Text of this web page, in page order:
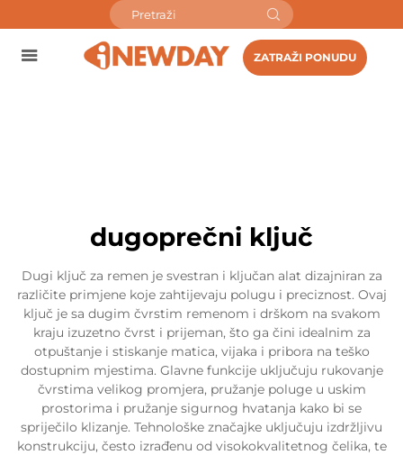
ZATRAŽI PONUDU
dugoprečni ključ
Dugi ključ za remen je svestran i ključan alat dizajniran za
različite primjene koje zahtijevaju polugu i preciznost. Ovaj
ključ je sa dugim čvrstim remenom i drškom na svakom
kraju izuzetno čvrst i prijeman, što ga čini idealnim za
otpuštanje i stiskanje matica, vijaka i pribora na teško
dostupnim mjestima. Glavne funkcije uključuju rukovanje
čvrstima velikog promjera, pružanje poluge u uskim
prostorima i pružanje sigurnog hvatanja kako bi se
spriječilo klizanje. Tehnološke značajke uključuju izdržljivu
konstrukciju, često izrađenu od visokokvalitetnog čelika, te